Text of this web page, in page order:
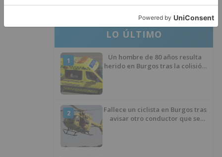
LO ÚLTIMO
1
Un hombre de 80 años resulta
herido en Burgos tras la colisión
2
Fallece un ciclista en Burgos tras
avisar otro conductor que se